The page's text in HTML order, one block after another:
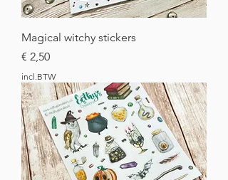
Magical witchy stickers
Prijs
€ 2,50
incl.BTW